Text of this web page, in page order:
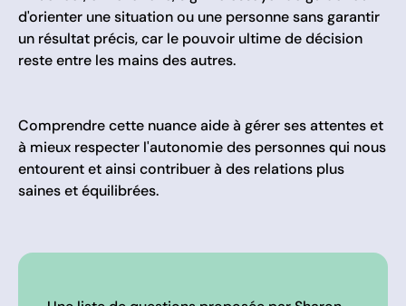
d'orienter une situation ou une personne sans garantir
un résultat précis, car le pouvoir ultime de décision
reste entre les mains des autres.
Comprendre cette nuance aide à gérer ses attentes et
à mieux respecter l'autonomie des personnes qui nous
entourent et ainsi contribuer à des relations plus
saines et équilibrées.